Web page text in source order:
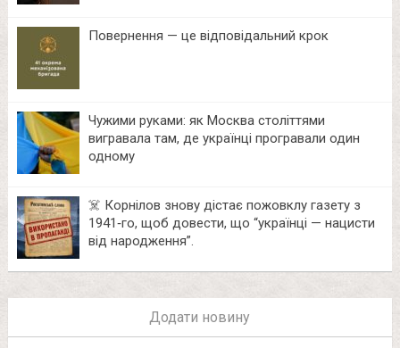
Повернення — це відповідальний крок
Чужими руками: як Москва століттями
вигравала там, де українці програвали один
одному
☠️ Корнілов знову дістає пожовклу газету з
1941‑го, щоб довести, що “українці — нацисти
від народження”.
Додати новину